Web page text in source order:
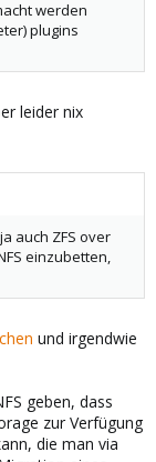
werden
plugins
leider nix
auch ZFS over
einzubetten,
und irgendwie
geben, dass
zur Verfügung
die man via